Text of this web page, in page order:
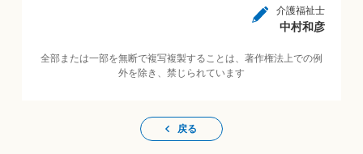
介護福祉士
中村和彦
全部または一部を無断で複写複製することは、著作権法上での例
外を除き、禁じられています
戻る